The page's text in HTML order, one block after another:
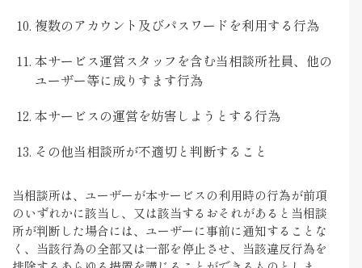
複数のアカウント及びパスワードを利用する行為
本サービス運営スタッフを含む当相談所社員、他の
ユーザー等に成りすます行為
本サービスの運営を妨害しようとする行為
その他当相談所が不適切と判断すること
当相談所は、ユーザーが本サービスの利用時の行為が前項
のいずれかに該当し、又は該当するおそれがあると当相談
所が判断した場合には、ユーザーに事前に通知することな
く、当該行為の全部又は一部を停止させ、当該違反行為を